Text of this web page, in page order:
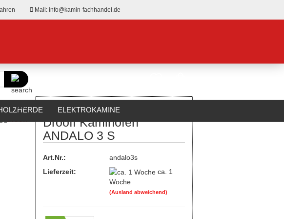
Mail: info@kamin-fachhandel.de
Suche...
ELEKTROKAMINE
Drooff Kaminofen
ANDALO 3 S
Art.Nr.:
andalo3s
Lieferzeit:
ca. 1
Woche
(Ausland abweichend)